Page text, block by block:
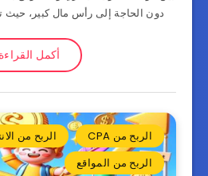
دون الحاجة إلى رأس مال كبير، حيث
أكمل القراءة
الربح من CPA
الربح من
الربح من المواقع